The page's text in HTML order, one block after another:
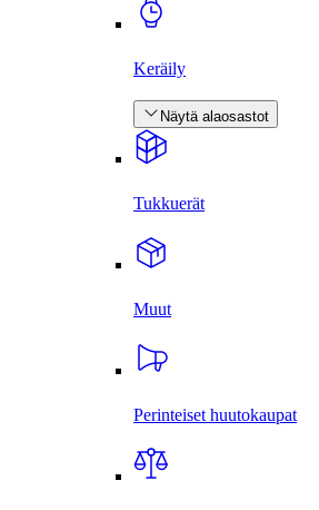
Keräily
Näytä alaosastot
Tukkuerät
Muut
Perinteiset huutokaupat